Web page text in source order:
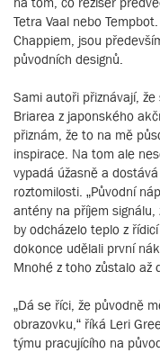
Tetra Vaal nebo
Chappiem, jsou
původních designů.
Sami autoři přiznávají,
Briarea z japonského
přiznám, že to na mě
inspirace. Na tom ale
vypadá úžasně a
roztomilosti. „Původní
antény na příjem
by odcházelo teplo z
dokonce udělali první
Mnohé z toho zůstalo až
„Dá se říci, že původně
obrazovku,“ říká Leri
týmu pracujícího na